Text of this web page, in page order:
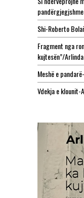
pandërgjegjshme
Shi-Roberto
Fragment nga
kujtesën”/
Meshë e
Vdekja e klounit-